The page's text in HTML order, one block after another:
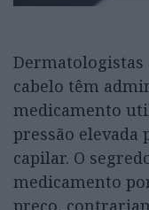
Dermatologistas
cabelo têm
medicamento
pressão
capilar. O
medicamento
preço,